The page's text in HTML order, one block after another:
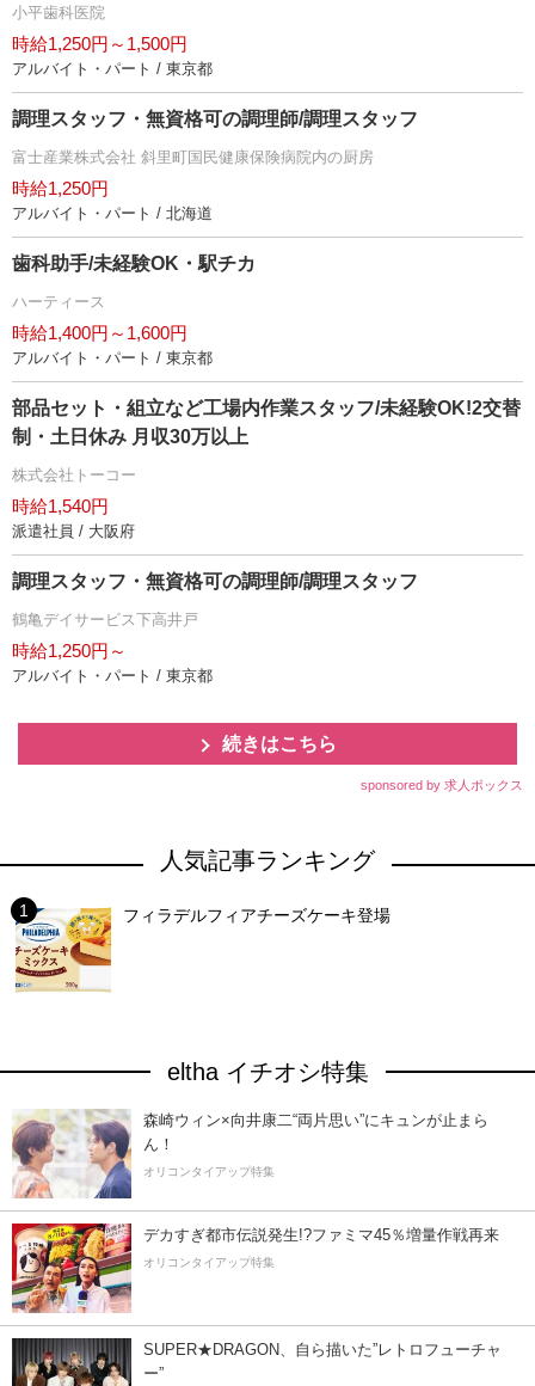
小平歯科医院
時給1,250円～1,500円
アルバイト・パート / 東京都
調理スタッフ・無資格可の調理師/調理スタッフ
富士産業株式会社 斜里町国民健康保険病院内の厨房
時給1,250円
アルバイト・パート / 北海道
歯科助手/未経験OK・駅チカ
ハーティース
時給1,400円～1,600円
アルバイト・パート / 東京都
部品セット・組立など工場内作業スタッフ/未経験OK!2交替
制・土日休み 月収30万以上
株式会社トーコー
時給1,540円
派遣社員 / 大阪府
調理スタッフ・無資格可の調理師/調理スタッフ
鶴亀デイサービス下高井戸
時給1,250円～
アルバイト・パート / 東京都
続きはこちら
sponsored by 求人ボックス
人気記事ランキング
フィラデルフィアチーズケーキ登場
eltha イチオシ特集
森崎ウィン×向井康二“両片思い”にキュンが止まら
ん！
オリコンタイアップ特集
デカすぎ都市伝説発生!?ファミマ45％増量作戦再来
オリコンタイアップ特集
SUPER★DRAGON、自ら描いた”レトロフューチャ
ー”